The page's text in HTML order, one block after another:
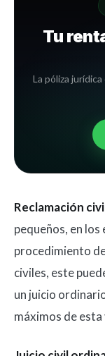
Tu
La póliza
Reclamación
pequeños, en
procedimiento
civiles, este
un juicio
máximos de